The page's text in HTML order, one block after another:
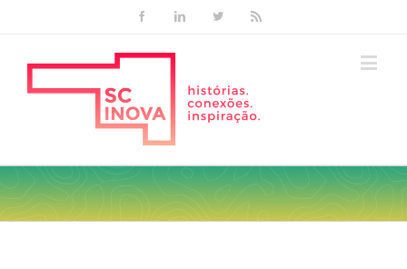
FacebookLinkedinTwitter